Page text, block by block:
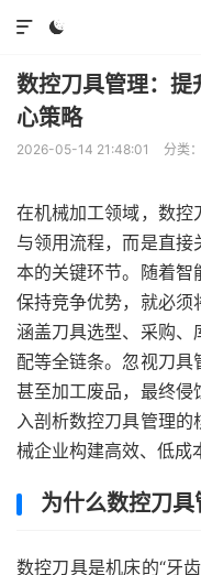


数控刀具管理：提
心策略
2026-05-14 21:48:01 分类：
在机械加工领域，数控
与领用流程，而是直
本的关键环节。随着智
保持竞争优势，就必须
涵盖刀具选型、采购、
配等全链条。忽视刀具
甚至加工废品，最终侵
入剖析数控刀具管理
械企业构建高效、低成
为什么数控刀具
数控刀具是机床的“牙